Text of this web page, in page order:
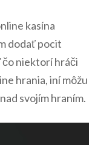
kasína
dodať pocit
čo niektorí hráči
hrania, iní môžu
svojím hraním.